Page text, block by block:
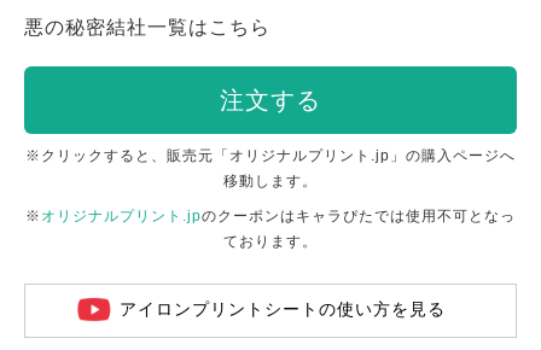
悪の秘密結社一覧はこちら
注文する
※クリックすると、販売元「オリジナルプリント.jp」の購入ページへ
移動します。
※ オリジナルプリント.jpのクーポンはキャラぴたでは使用不可となっ
ております。
アイロンプリントシートの使い方を見る